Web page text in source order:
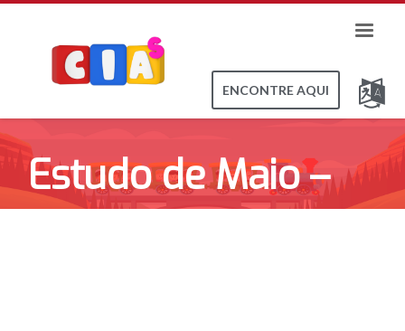
ENCONTRE AQUI
Estudo de Maio –